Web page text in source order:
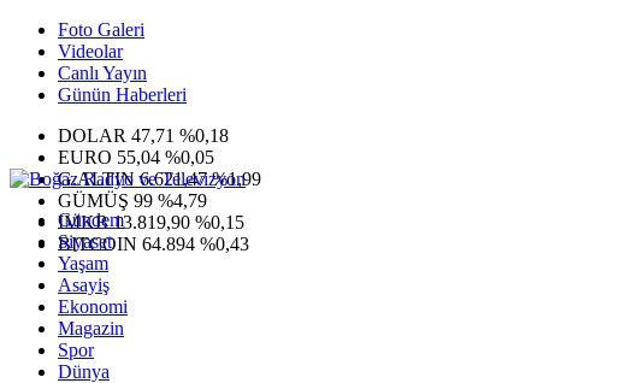
Foto Galeri
Videolar
Canlı Yayın
Günün Haberleri
DOLAR 47,71 %0,18
EURO 55,04 %0,05
G.ALTIN6.621,47 %1,99
GÜMÜŞ 99 %4,79
IMKB13.819,90 %0,15
BITCOIN 64.894 %0,43
Gündem
Siyaset
Yaşam
Asayiş
Ekonomi
Magazin
Spor
Dünya